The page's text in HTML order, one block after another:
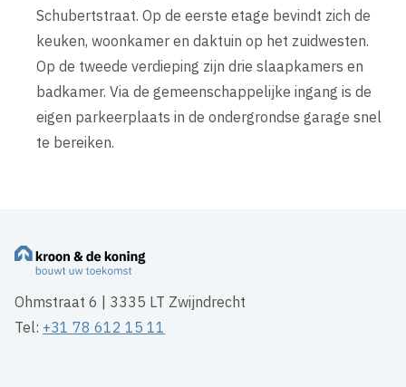
Schubertstraat. Op de eerste etage bevindt zich de
keuken, woonkamer en daktuin op het zuidwesten.
Op de tweede verdieping zijn drie slaapkamers en
badkamer. Via de gemeenschappelijke ingang is de
eigen parkeerplaats in de ondergrondse garage snel
te bereiken.
Ohmstraat 6 | 3335 LT Zwijndrecht
Tel: +31 78 612 15 11